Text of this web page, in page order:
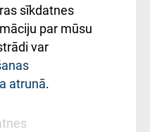
sīkdatnes
par mūsu
var
atrunā.